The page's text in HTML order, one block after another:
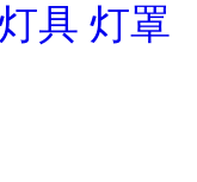
具 灯罩